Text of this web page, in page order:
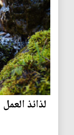
لذائذ